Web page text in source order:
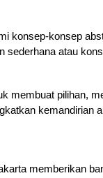
konsep-konsep
atau
membuat pilihan,
memberikan